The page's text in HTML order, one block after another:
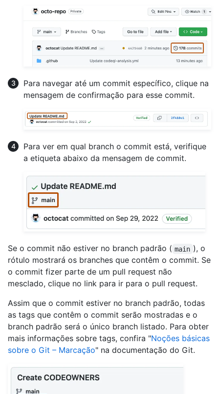
Para navegar até um commit específico, clique na
mensagem de confirmação para esse commit.
Para ver em qual branch o commit está, verifique
a etiqueta abaixo da mensagem de commit.
Se o commit não estiver no branch padrão ( main ), o
rótulo mostrará os branches que contêm o commit. Se
o commit fizer parte de um pull request não
mesclado, clique no link para ir para o pull request.
Assim que o commit estiver no branch padrão, todas
as tags que contêm o commit serão mostradas e o
branch padrão será o único branch listado. Para obter
mais informações sobre tags, confira "Noções básicas
sobre o Git – Marcação" na documentação do Git.